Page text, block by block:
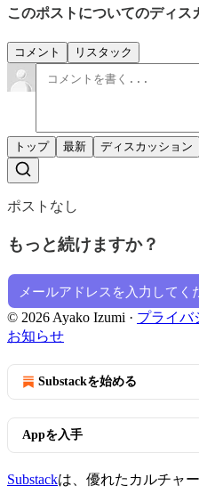
このポストについてのディス
コメント リスタック
トップ 最新 ディスカッション
ポストなし
もっと続けますか？
© 2026 Ayako Izumi · プライバ
お知らせ
Substackを始める
Appを入手
Substackは、優れたカルチャ